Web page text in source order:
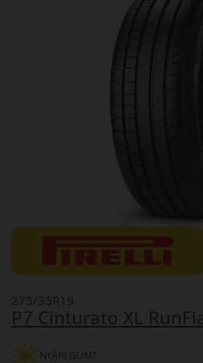
P7 Cinturato XL
275/35R19
NYÁRI GUMI